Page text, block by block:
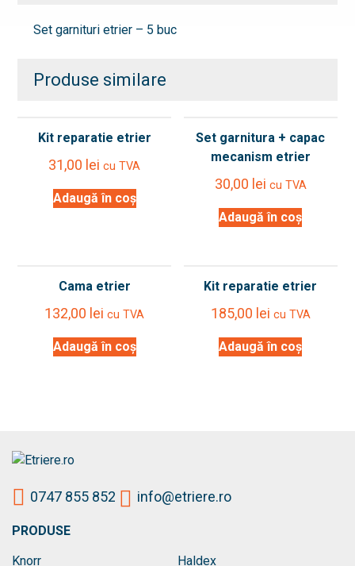
Set garnituri etrier – 5 buc
Produse similare
Kit reparatie etrier
31,00 lei cu TVA
Adaugă în coș
Set garnitura + capac
mecanism etrier
30,00 lei cu TVA
Adaugă în coș
Cama etrier
132,00 lei cu TVA
Adaugă în coș
Kit reparatie etrier
185,00 lei cu TVA
Adaugă în coș
0747 855 852 info@etriere.ro
PRODUSE
Knorr
Haldex